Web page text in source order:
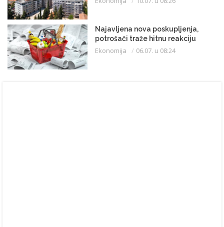
Najavljena nova poskupljenja,
potrošači traže hitnu reakciju
Ekonomija 06.07. u 08:24